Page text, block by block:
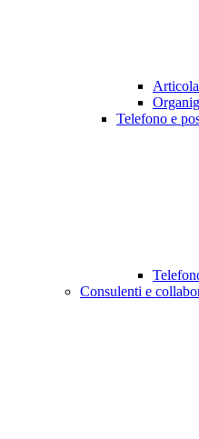
Telefono e
Consulenti e